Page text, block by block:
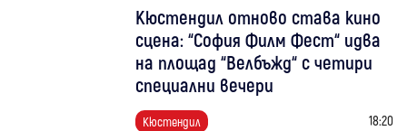
Кюстендил отново става кино
сцена: “София Филм Фест“ идва
на площад “Велбъжд“ с четири
специални вечери
Кюстендил 18:20